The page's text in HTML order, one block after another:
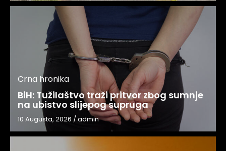
Crna hronika
BiH: Tužilaštvo traži pritvor zbog sumnje
na ubistvo slijepog supruga
10 Augusta, 2026 / admin